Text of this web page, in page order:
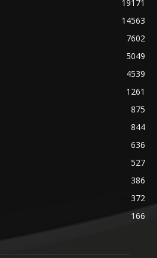
19171
14563
7602
5049
4539
1261
875
844
636
527
386
372
166